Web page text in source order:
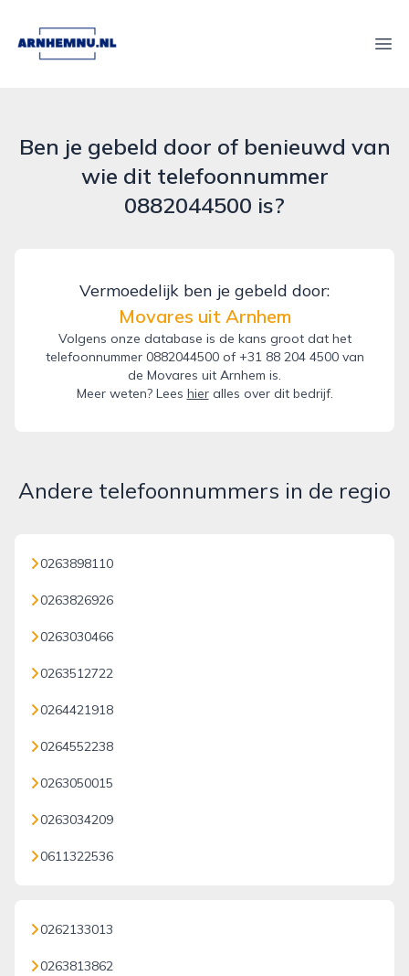
arnhemnu.nl
Ben je gebeld door of benieuwd van
wie dit telefoonnummer
0882044500 is?
Vermoedelijk ben je gebeld door:
Movares uit Arnhem
Volgens onze database is de kans groot dat het
telefoonnummer 0882044500 of +31 88 204 4500 van
de Movares uit Arnhem is.
Meer weten? Lees hieralles over dit bedrijf.
Andere telefoonnummers in de regio
0263898110
0263826926
0263030466
0263512722
0264421918
0264552238
0263050015
0263034209
0611322536
0262133013
0263813862